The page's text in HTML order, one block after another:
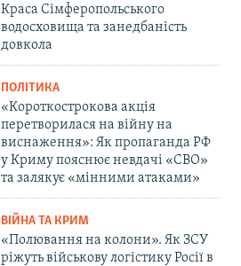
Краса Сімферопольського
водосховища та занедбаність
довкола
ПОЛІТИКА
«Короткострокова акція
перетворилася на війну на
виснаження»: Як пропаганда РФ
у Криму пояснює невдачі «СВО»
та залякує «мінними атаками»
ВІЙНА ТА КРИМ
«Полювання на колони». Як ЗСУ
ріжуть військову логістику Росії в